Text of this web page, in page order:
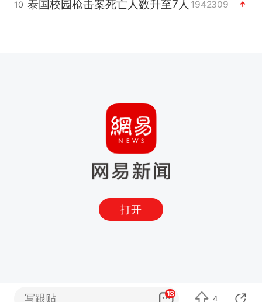
10 泰国校园枪击案死亡人数升至7人 1942309
打开
写跟贴 13
4